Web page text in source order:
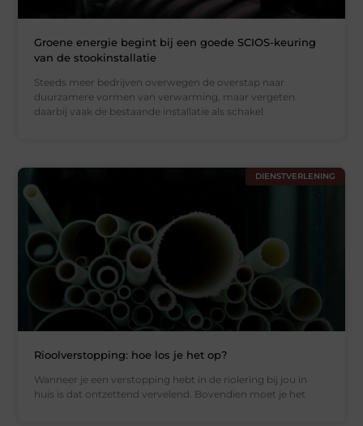
Groene energie begint bij een goede SCIOS-keuring
van de stookinstallatie
Steeds meer bedrijven overwegen de overstap naar
duurzamere vormen van verwarming, maar vergeten
daarbij vaak de bestaande installatie als schakel
DIENSTVERLENING
Rioolverstopping: hoe los je het op?
Wanneer je een verstopping hebt in de riolering bij jou in
huis is dat ontzettend vervelend. Bovendien moet je het